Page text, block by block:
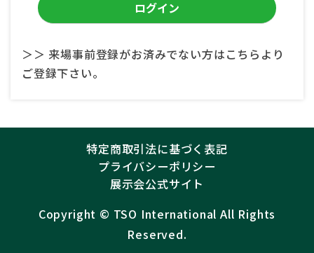
＞＞ 来場事前登録がお済みでない方はこちらより
ご登録下さい。
特定商取引法に基づく表記
プライバシーポリシー
展示会公式サイト
Copyright ©︎ TSO International All Rights
Reserved.